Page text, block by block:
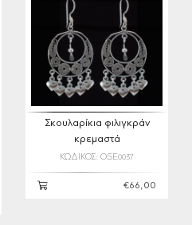
Σκουλαρίκια φιλιγκράν
κρεμαστά
ΚΩΔΙΚΟΣ: OSE0037
€66,00